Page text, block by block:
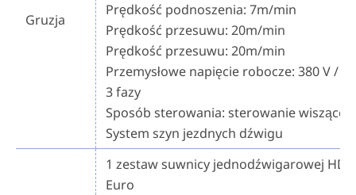
Gruzja
Prędkość podnoszenia: 7m/min
Prędkość przesuwu: 20m/min
Prędkość przesuwu: 20m/min
Przemysłowe napięcie robocze: 380 V /
3 fazy
Sposób sterowania: sterowanie wiszące
System szyn jezdnych dźwigu
1 zestaw suwnicy jednodźwigarowej HD
Euro